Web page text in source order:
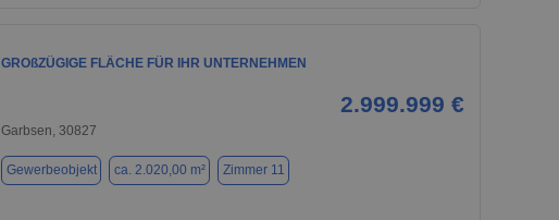
GROßZÜGIGE FLÄCHE FÜR IHR UNTERNEHMEN
2.999.999 €
Garbsen, 30827
Gewerbeobjekt ca. 2.020,00 m² Zimmer 11